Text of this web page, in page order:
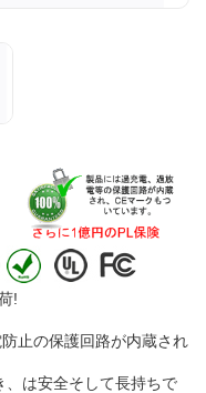
!
止の保護回路が内蔵され
、は安全そして長持ちで